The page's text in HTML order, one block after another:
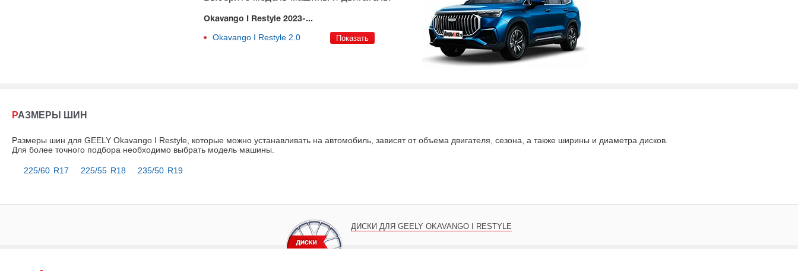
Okavango I Restyle 2023-...
Okavango I Restyle 2.0
РАЗМЕРЫ ШИН
Размеры шин для GEELY Okavango I Restyle, которые можно устанавливать на автомобиль , зависят от объема двигателя, сезона, а также ширины и диаметра дисков.
Для более точного подбора необходимо выбрать модель машины
225/60 R17 225/55 R18 235/50 R19
ДИСКИ ДЛЯ GEELY OKAVANGO I RESTYLE